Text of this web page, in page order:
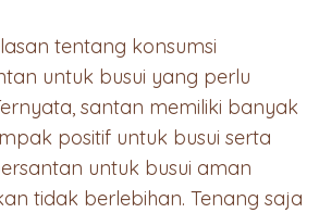
tentang konsumsi
untuk busui yang perlu
santan memiliki banyak
positif untuk busui serta
untuk busui aman
tidak berlebihan. Tenang saja